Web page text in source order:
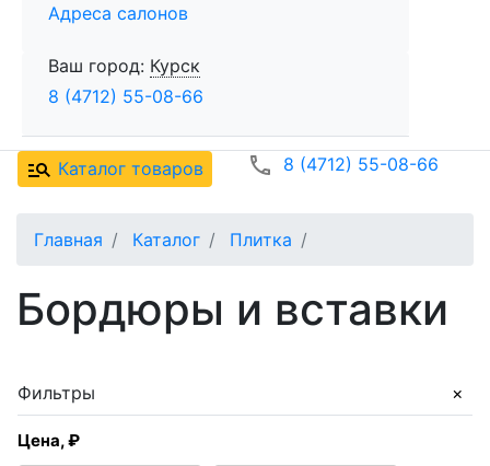
Адреса салонов
Ваш город: Курск
8 (4712) 55-08-66
Каталог товаров 8 (4712) 55-08-66
Главная Каталог Плитка
Бордюры и вставки
Фильтры
Цена, ₽